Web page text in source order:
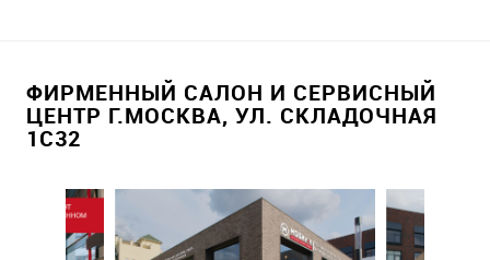
ФИРМЕННЫЙ САЛОН И СЕРВИСНЫЙ
ЦЕНТР Г.МОСКВА, УЛ. СКЛАДОЧНАЯ
1С32